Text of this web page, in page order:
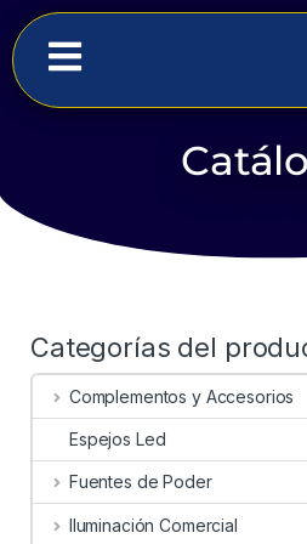
Iluminación Solar
Categorías del
Complementos y Accesorios
Espejos Led
Fuentes de Poder
Iluminación Comercial